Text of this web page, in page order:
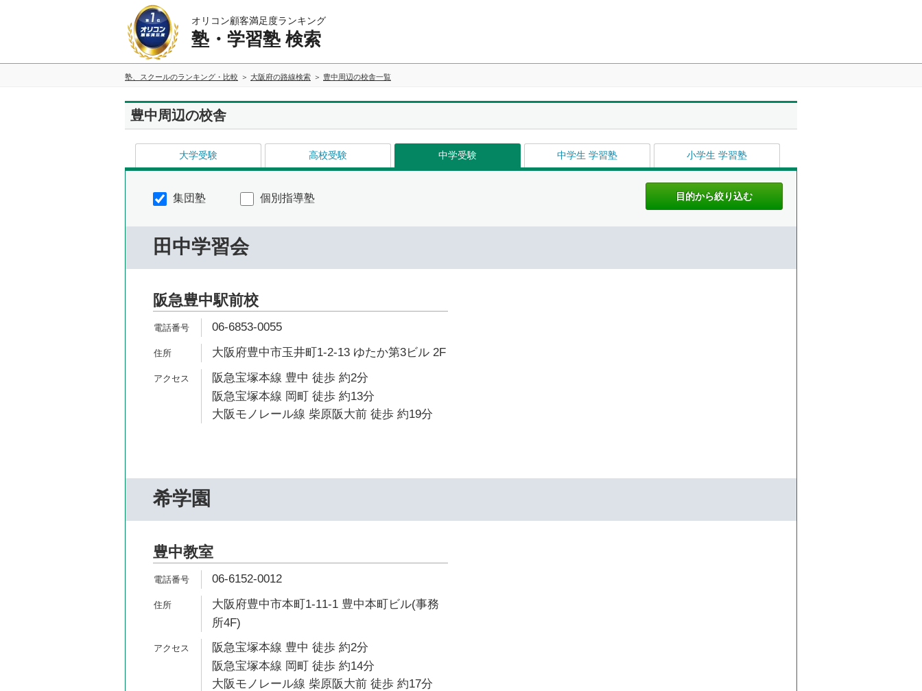
オリコン顧客満足度ランキング
塾・学習塾 検索
塾、スクールのランキング・比較 大阪府の路線検索 豊中周辺の校舎一覧
豊中周辺の校舎
大学受験 高校受験 中学受験 中学生 学習塾 小学生 学習塾
集団塾 個別指導塾
田中学習会
阪急豊中駅前校
06-6853-0055
大阪府豊中市玉井町1-2-13 ゆたか第3ビル 2F
阪急宝塚本線 豊中 徒歩 約2分
阪急宝塚本線 岡町 徒歩 約13分
大阪モノレール線 柴原阪大前 徒歩 約19分
希学園
豊中教室
06-6152-0012
大阪府豊中市本町1-11-1 豊中本町ビル(事務
所4F)
阪急宝塚本線 豊中 徒歩 約2分
阪急宝塚本線 岡町 徒歩 約14分
大阪モノレール線 柴原阪大前 徒歩 約17分